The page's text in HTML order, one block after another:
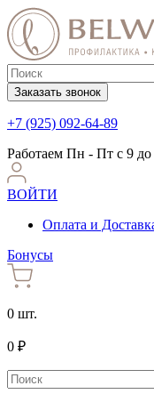
Заказать звонок
+7 (925) 092-64-89
Работаем Пн - Пт с 9 до
ВОЙТИ
Оплата и
Бонусы
0 шт.
0 ₽